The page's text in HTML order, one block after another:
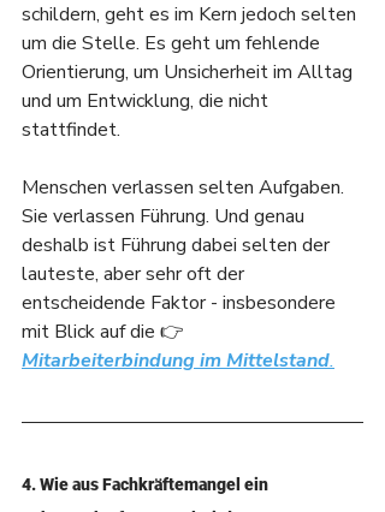
schildern, geht es im Kern jedoch selten
um die Stelle. Es geht um fehlende
Orientierung, um Unsicherheit im Alltag
und um Entwicklung, die nicht
stattfindet.
Menschen verlassen selten Aufgaben.
Sie verlassen Führung. Und genau
deshalb ist Führung dabei selten der
lauteste, aber sehr oft der
entscheidende Faktor - insbesondere
mit Blick auf die 👉
Mitarbeiterbindung im Mittelstand.
4. Wie aus Fachkräftemangel ein